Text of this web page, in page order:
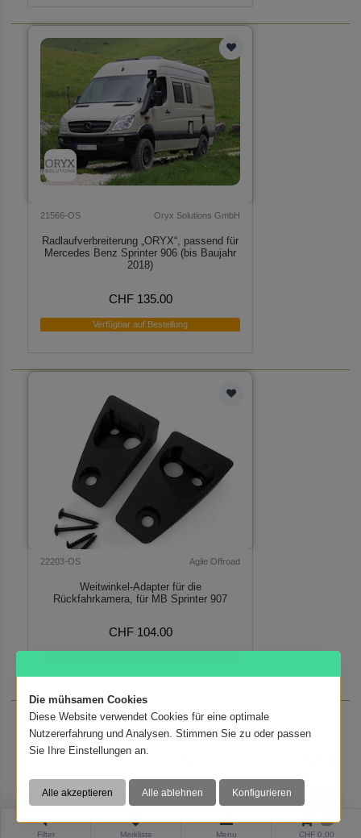
Filter Merkliste Menu CHF 0.00
21566-OS Oryx Solutions GmbH
Radlaufverbreiterung „ORYX“, passend für
Mercedes Benz Sprinter 906 (bis Baujahr
2018)
CHF 135.00
Verfügbar auf Bestellung
22203-OS Agile Offroad
Weitwinkel-Adapter für die
Rückfahrkamera, für MB Sprinter 907
CHF 104.00
Zeige Produkte 1 bis 30 von 84 (3 Seiten)
Die mühsamen Cookies
Diese Website verwendet Cookies für eine optimale
Nutzererfahrung und Analysen. Stimmen Sie zu oder passen
Sie Ihre Einstellungen an.